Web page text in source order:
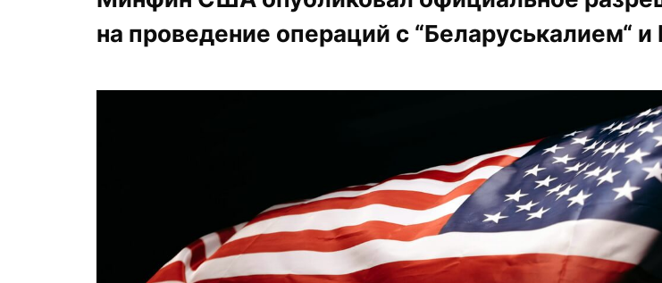
на проведение операций с “Беларуськалием“